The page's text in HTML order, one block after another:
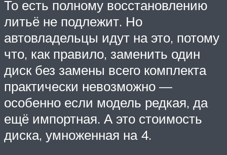
То есть полному восстановлению
литьё не подлежит. Но
автовладельцы идут на это, потому
что, как правило, заменить один
диск без замены всего комплекта
практически невозможно —
особенно если модель редкая, да
ещё импортная. А это стоимость
диска, умноженная на 4.